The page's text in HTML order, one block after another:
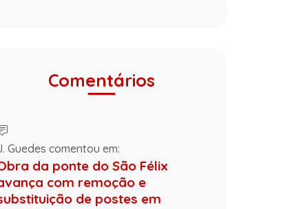
Comentários
Guedes comentou em:
da ponte do São Félix
com remoção e
de postes em